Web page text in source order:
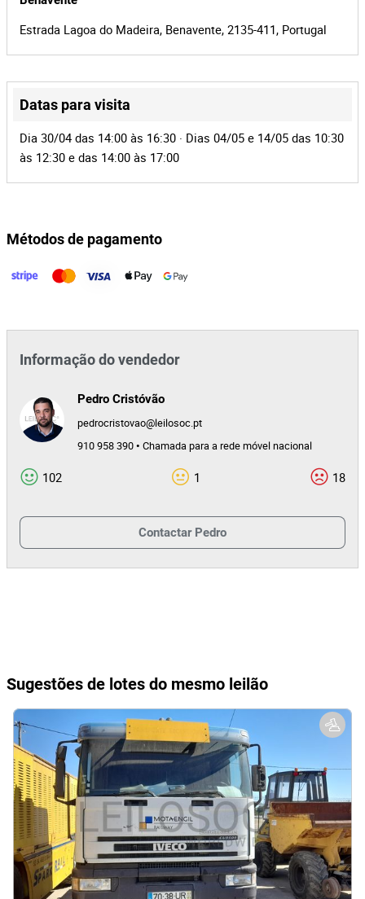
Lote Número 16
Referência 166626
Processo BMP-678 | MOTA-ENGIL
Id do leilão 40699
Id do lote 166626
Leaflet |© OpenStreetMap contributors
Estrada Lagoa do Madeira, Benavente, 2135-411, Portugal
Datas para visita
Dia 30/04 das 14:00 às 16:30 · Dias 04/05 e 14/05 das 10:30
às 12:30 e das 14:00 às 17:00
Métodos de pagamento
Informação do vendedor
Pedro Cristóvão
pedrocristovao@leilosoc.pt
910 958 390 • Chamada para a rede móvel nacional
102 1 18
Contactar Pedro
Sugestões de lotes do mesmo leilão